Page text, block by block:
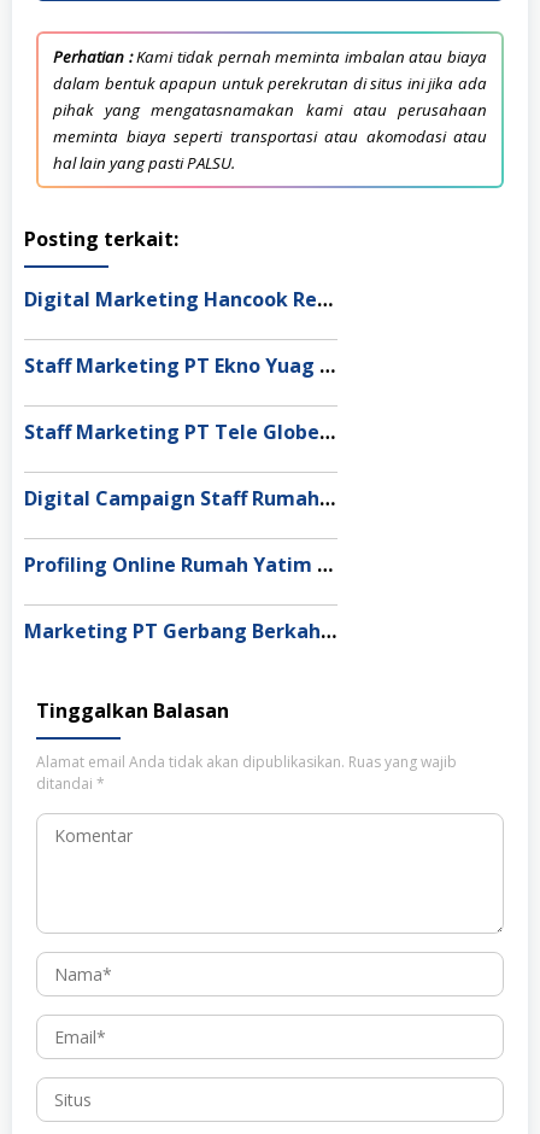
Perhatian :Kami tidak pernah meminta imbalan atau biaya
dalam bentuk apapun untuk perekrutan di situs ini jika ada
pihak yang mengatasnamakan kami atau perusahaan
meminta biaya seperti transportasi atau akomodasi atau
hal lain yang pasti PALSU.
Posting terkait:
Digital Marketing Hancook Restaurant Bandung
Staff Marketing PT Ekno Yuag Indonesia Cikarang
Staff Marketing PT Tele Globe Global Bekasi
Digital Campaign Staff Rumah Yatim Yogyakarta
Profiling Online Rumah Yatim Pontianak
Marketing PT Gerbang Berkah Solusi Indonesia
Tinggalkan Balasan
Alamat email Anda tidak akan dipublikasikan. Ruas yang wajib
ditandai *